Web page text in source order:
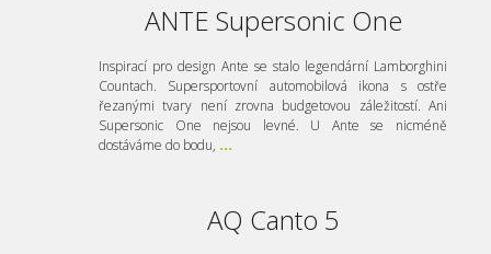
ANTE Supersonic One
Inspirací pro design Ante se stalo legendární Lamborghini
Countach. Supersportovní automobilová ikona s ostře
řezanými tvary není zrovna budgetovou záležitostí. Ani
Supersonic One nejsou levné. U Ante se nicméně
dostáváme do bodu, ...
AQ Canto 5